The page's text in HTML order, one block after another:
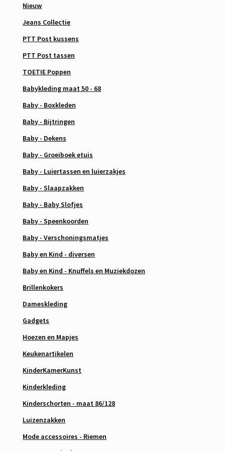
Nieuw
Jeans Collectie
PTT Post kussens
PTT Post tassen
TOETIE Poppen
Babykleding maat 50 - 68
Baby - Boxkleden
Baby - Bijtringen
Baby - Dekens
Baby - Groeiboek etuis
Baby - Luiertassen en luierzakjes
Baby - Slaapzakken
Baby - Baby Slofjes
Baby - Speenkoorden
Baby - Verschoningsmatjes
Baby en Kind - diversen
Baby en Kind - Knuffels en Muziekdozen
Brillenkokers
Dameskleding
Gadgets
Hoezen en Mapjes
Keukenartikelen
KinderKamerKunst
Kinderkleding
Kinderschorten - maat 86/128
Luizenzakken
Mode accessoires - Riemen